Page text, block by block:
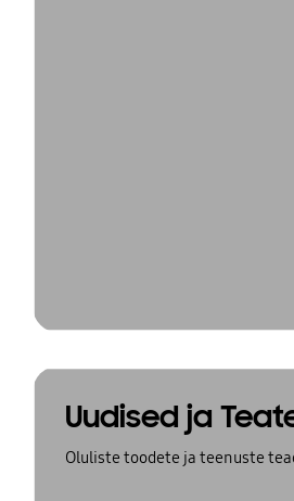
Uudised ja
Oluliste toodete ja teenuste